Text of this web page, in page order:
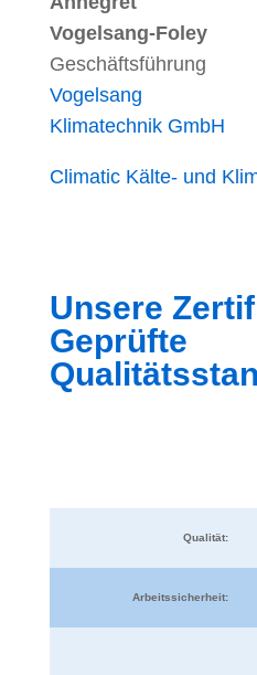
Vogelsang-Foley
Geschäftsführung
Vogelsang
Klimatechnik GmbH
Climatic Kälte- und
Unsere
Geprüfte
Qualität:
Arbeitssicherheit: